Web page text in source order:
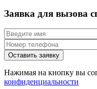
Заявка для вызова
Оставить заявку
Нажимая на кнопку вы
конфиденциальности